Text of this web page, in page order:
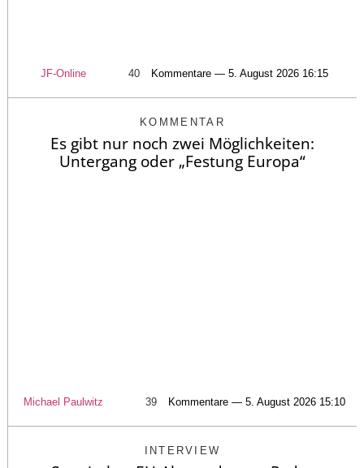
JF-Online 40 Kommentare — 5. August 2026 16:15
KOMMENTAR
Es gibt nur noch zwei Möglichkeiten:
Untergang oder „Festung Europa“
Michael Paulwitz 39 Kommentare — 5. August 2026 15:10
INTERVIEW